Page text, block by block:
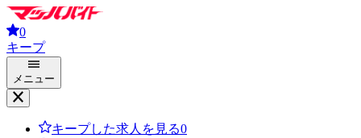
0
キープ
メニュー
キープした求人を見る0